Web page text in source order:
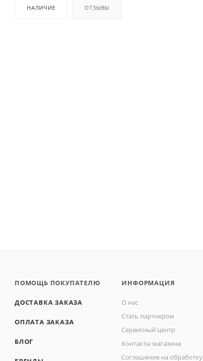
НАЛИЧИЕ ОТЗЫВЫ
ПОМОЩЬ ПОКУПАТЕЛЮ
ДОСТАВКА ЗАКАЗА
ОПЛАТА ЗАКАЗА
БЛОГ
ИНФОРМАЦИЯ
О нас
Стать партнером
Сервисный центр
Контакты магазина
Соглашение на обработку